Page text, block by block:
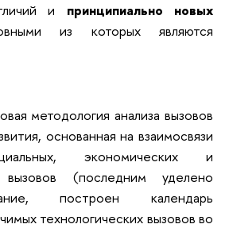
и принципиально новых
из которых являются
методология анализа вызовов
основанная на взаимосвязи
экономических и
вызовов (последним уделено
построен календарь
технологических вызовов во